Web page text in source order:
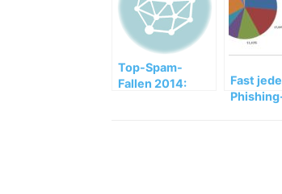
Top-Spam-
Fallen 2014:
Fast